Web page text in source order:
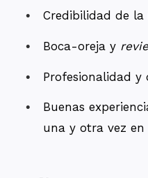
Credibilidad de la
Boca-oreja y
Profesionalidad y
Buenas
una y otra vez